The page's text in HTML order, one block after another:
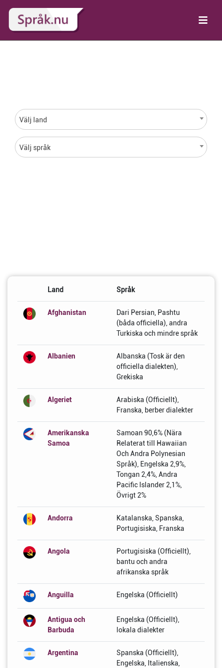
Välj land
Välj språk
Land Språk
Afghanistan
Dari Persian, Pashtu
(båda officiella), andra
Turkiska och mindre språk
Albanien
Albanska (Tosk är den
officiella dialekten),
Grekiska
Algeriet
Arabiska (Officiellt),
Franska, berber dialekter
Amerikanska
Samoa
Samoan 90,6% (Nära
Relaterat till Hawaiian
Och Andra Polynesian
Språk), Engelska 2,9%,
Tongan 2,4%, Andra
Pacific Islander 2,1%,
Övrigt 2%
Andorra
Katalanska, Spanska,
Portugisiska, Franska
Angola
Portugisiska (Officiellt),
bantu och andra
afrikanska språk
Anguilla Engelska (Officiellt)
Antigua och
Barbuda
Engelska (Officiellt),
lokala dialekter
Argentina
Spanska (Officiellt),
Engelska, Italienska,